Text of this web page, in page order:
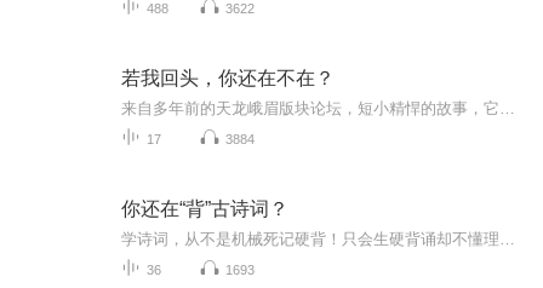
488 3622
若我回头，你还在不在？
17 3884
你还在“背”古诗词？
36 1693